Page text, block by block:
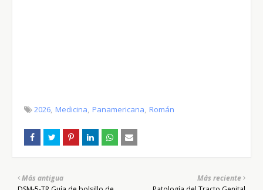
2026 Medicina Panamericana Román
Más reciente
Más antigua